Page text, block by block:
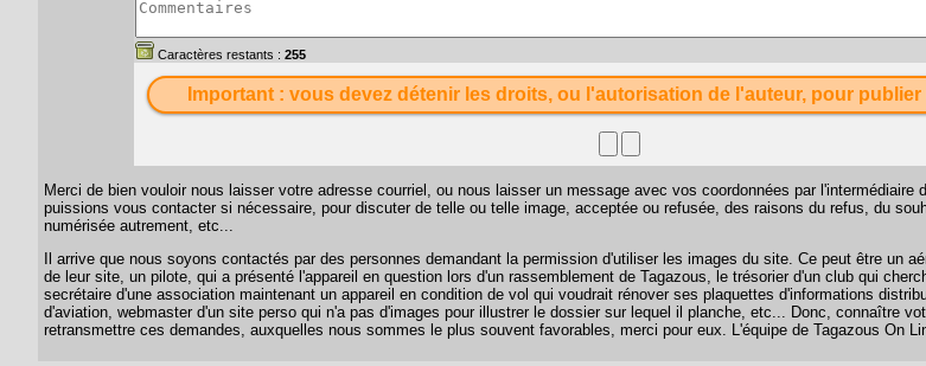
Caractères restants : 255
Important : vous devez détenir les droits, ou l'autorisation de l'auteur, pour publier
Merci de bien vouloir nous laisser votre adresse courriel, ou nous laisser un message avec vos coordonnées par l'intermédiaire
puissions vous contacter si nécessaire, pour discuter de telle ou telle image, acceptée ou refusée, des raisons du refus, du
numérisée autrement, etc...
Il arrive que nous soyons contactés par des personnes demandant la permission d'utiliser les images du site. Ce peut être un
de leur site, un pilote, qui a présenté l'appareil en question lors d'un rassemblement de Tagazous, le trésorier d'un club qui
secrétaire d'une association maintenant un appareil en condition de vol qui voudrait rénover ses plaquettes d'informations
d'aviation, webmaster d'un site perso qui n'a pas d'images pour illustrer le dossier sur lequel il planche, etc... Donc, connaître
retransmettre ces demandes, auxquelles nous sommes le plus souvent favorables, merci pour eux. L'équipe de Tagazous On